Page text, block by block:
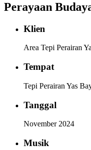
Perayaan
Klien
Area Tepi Perairan
Tempat
Tepi Perairan Yas
Tanggal
November 2024
Musik